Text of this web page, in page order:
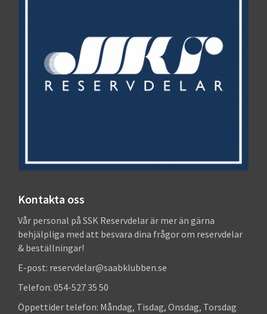
Kontakta oss
Vår personal på SSK Reservdelar är mer än gärna
behjälpliga med att besvara dina frågor om reservdelar
& beställningar!
E-post: reservdelar@saabklubben.se
Telefon: 054-527 35 50
Öppettider telefon: Måndag, Tisdag, Onsdag, Torsdag